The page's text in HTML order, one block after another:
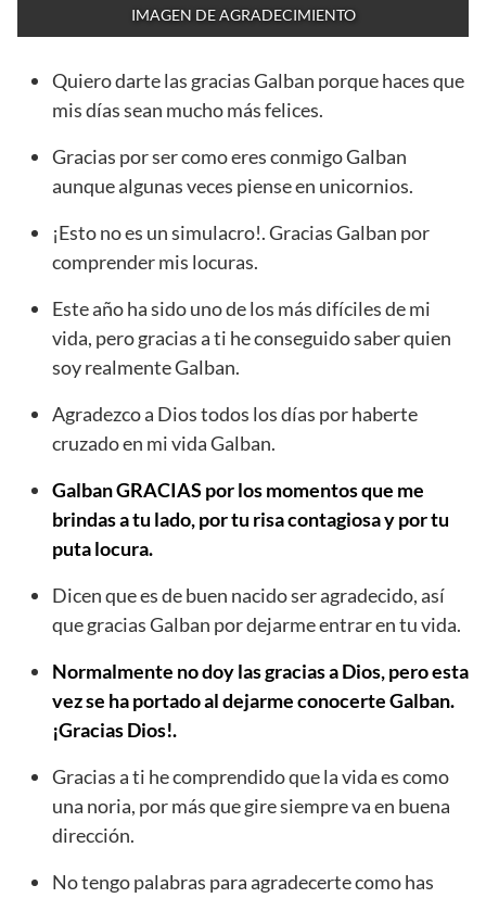
IMAGEN DE AGRADECIMIENTO
Quiero darte las gracias Galban porque haces que
mis días sean mucho más felices.
Gracias por ser como eres conmigo Galban
aunque algunas veces piense en unicornios.
¡Esto no es un simulacro!. Gracias Galban por
comprender mis locuras.
Este año ha sido uno de los más difíciles de mi
vida, pero gracias a ti he conseguido saber quien
soy realmente Galban.
Agradezco a Dios todos los días por haberte
cruzado en mi vida Galban.
Galban GRACIAS por los momentos que me
brindas a tu lado, por tu risa contagiosa y por tu
puta locura.
Dicen que es de buen nacido ser agradecido, así
que gracias Galban por dejarme entrar en tu vida.
Normalmente no doy las gracias a Dios, pero esta
vez se ha portado al dejarme conocerte Galban.
¡Gracias Dios!.
Gracias a ti he comprendido que la vida es como
una noria, por más que gire siempre va en buena
dirección.
No tengo palabras para agradecerte como has